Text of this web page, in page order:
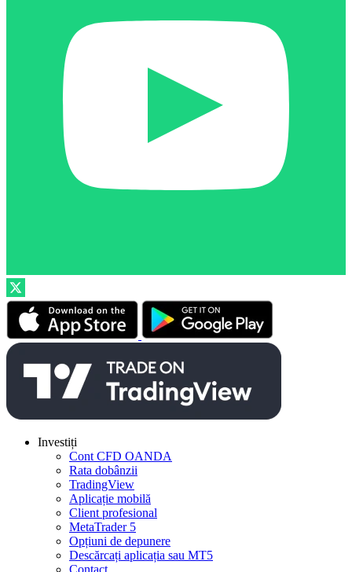
Investiți
Cont CFD OANDA
Rata dobânzii
TradingView
Aplicație mobilă
Client profesional
MetaTrader 5
Opțiuni de depunere
Descărcați aplicația sau MT5